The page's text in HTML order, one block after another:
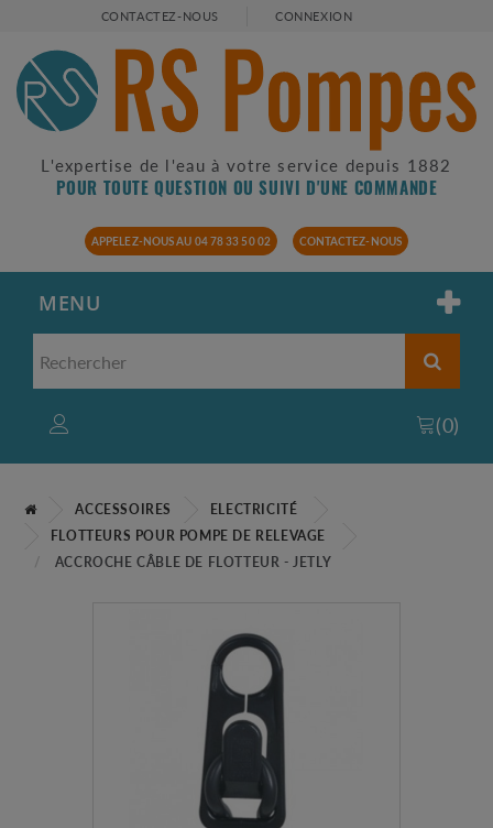
CONTACTEZ-NOUS CONNEXION
L'expertise de l'eau à votre service depuis 1882
POUR TOUTE QUESTION OU SUIVI D'UNE COMMANDE
APPELEZ-NOUS AU 04 78 33 50 02 CONTACTEZ-NOUS
MENU
(0)
ACCESSOIRES
ELECTRICITÉ
FLOTTEURS POUR POMPE DE RELEVAGE
ACCROCHE CÂBLE DE FLOTTEUR - JETLY